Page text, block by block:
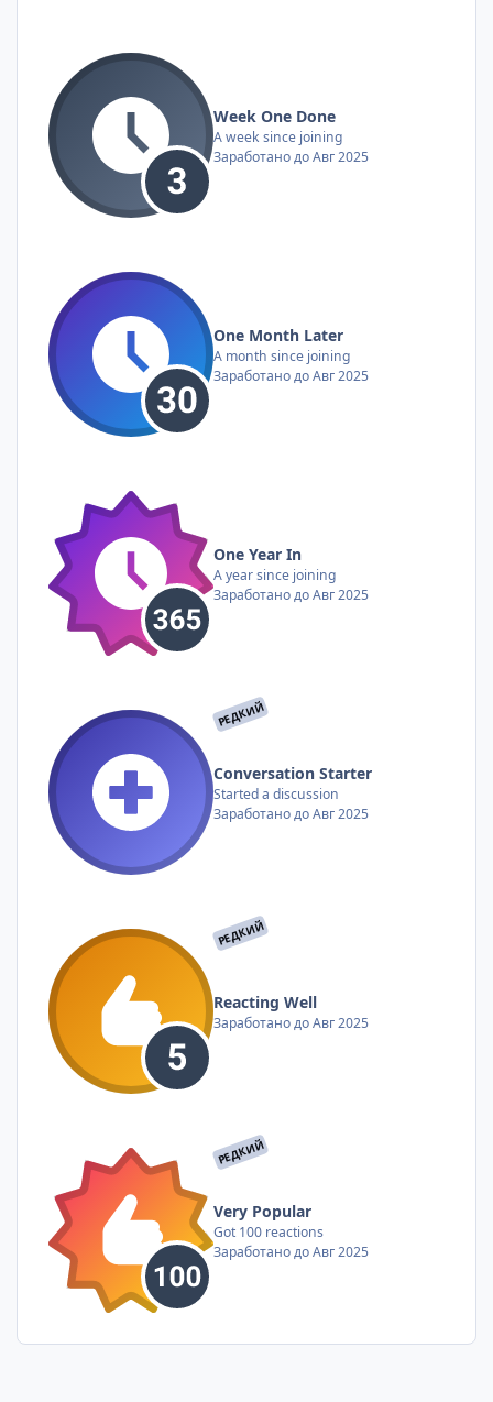
Week One Done
A week since joining
Заработано до Авг 2025
One Month Later
A month since joining
Заработано до Авг 2025
One Year In
A year since joining
Заработано до Авг 2025
РЕДКИЙ
Conversation Starter
Started a discussion
Заработано до Авг 2025
РЕДКИЙ
Reacting Well
Заработано до Авг 2025
РЕДКИЙ
Very Popular
Got 100 reactions
Заработано до Авг 2025